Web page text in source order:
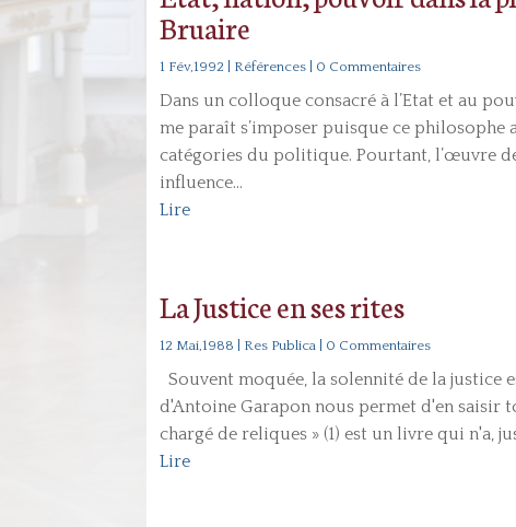
Bruaire
1 Fév,1992 Références | 0 Commentaires
Dans un colloque consacré à l’Etat et au
me paraît s’imposer puisque ce philosophe
catégories du politique. Pourtant, l’œuvre
influence...
Lire
La Justice en ses rites
12 Mai,1988 Res Publica | 0 Commentaires
Souvent moquée, la solennité de la justice
d'Antoine Garapon nous permet d'en saisir
chargé de reliques » (1) est un livre qui n'a,
Lire